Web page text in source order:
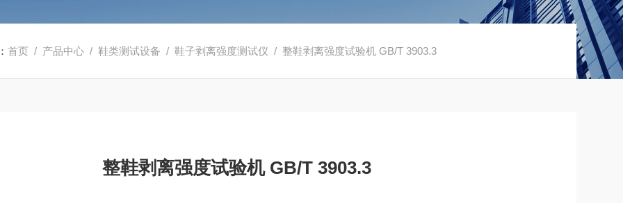
首页 / 产品中心 /鞋类测试设备 /鞋子剥离强度测试仪 / 整鞋剥离强度试验机 GB/T 3903.3
整鞋剥离强度试验机 GB/T 3903.3